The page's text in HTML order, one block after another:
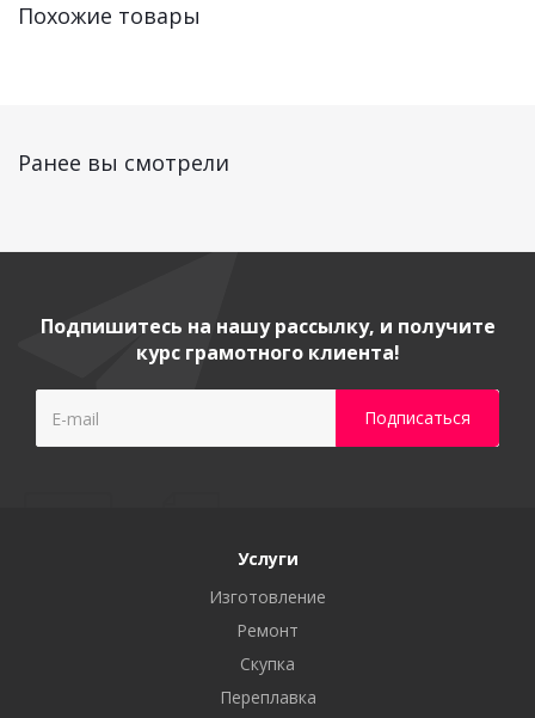
Похожие товары
Ранее вы смотрели
Подпишитесь на нашу рассылку, и получите
курс грамотного клиента!
Услуги
Изготовление
Ремонт
Скупка
Переплавка